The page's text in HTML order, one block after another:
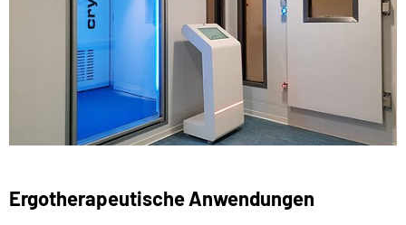
Ergotherapeutische Anwendungen